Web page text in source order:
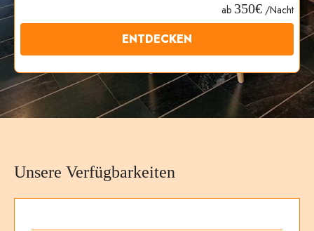
ab 350€ /Nacht
ENTDECKEN
Unsere Verfügbarkeiten